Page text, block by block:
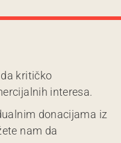
kritičko
interesa.
donacijama iz
nam da